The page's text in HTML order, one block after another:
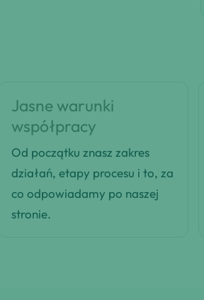
Jasne warunki
współpracy
Od początku znasz zakres
działań, etapy procesu i to, za
co odpowiadamy po naszej
stronie.